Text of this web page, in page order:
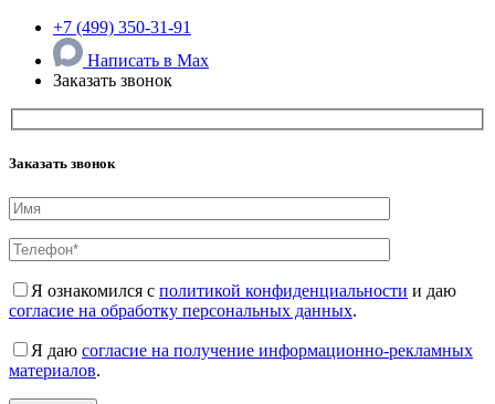
+7 (499) 350-31-91
Написать в Max
Заказать звонок
Заказать звонок
Я ознакомился с политикой конфиденциальности и даю
согласие на обработку персональных данных.
Я даю согласие на получение информационно-рекламных
материалов.